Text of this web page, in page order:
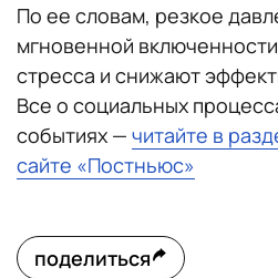
По ее словам, резкое
мгновенной
стресса и снижают
Все о социальных
событиях — читайте в
сайте «Постньюс»
поделиться